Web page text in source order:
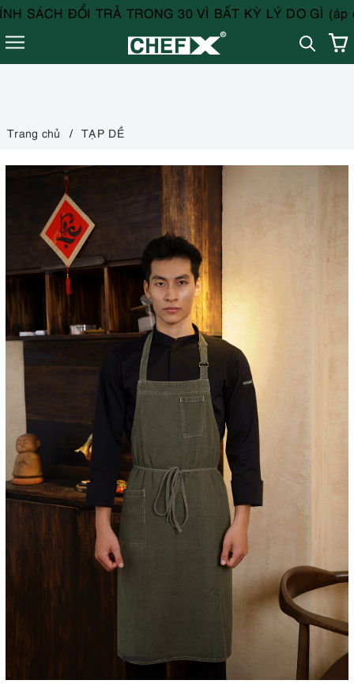
ĐỔI TRẢ TRONG 30 VÌ BẤT KỲ LÝ DO GÌ (áp dụng
Trang chủ TẠP DỀ